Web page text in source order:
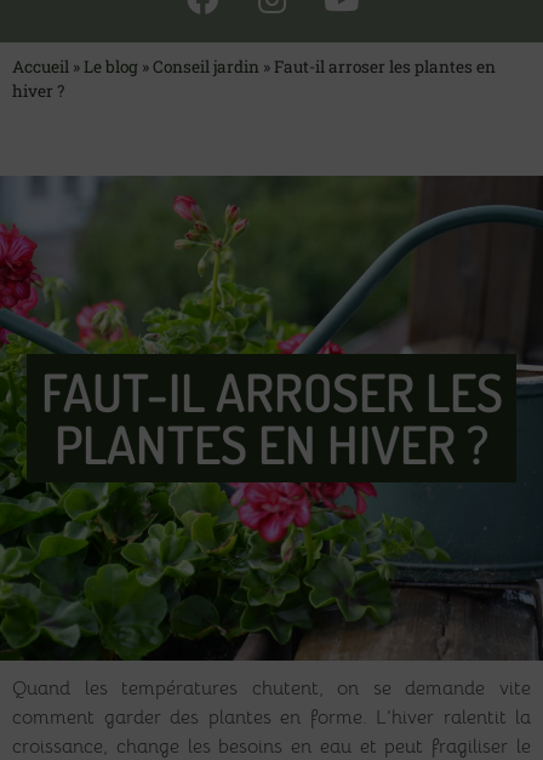
Accueil »Le blog »Conseil jardin »Faut-il arroser les plantes en
hiver ?
FAUT-IL ARROSER LES
PLANTES EN HIVER ?
Quand les températures chutent, on se demande vite
comment garder des plantes en forme. L’hiver ralentit la
croissance, change les besoins en eau et peut fragiliser le